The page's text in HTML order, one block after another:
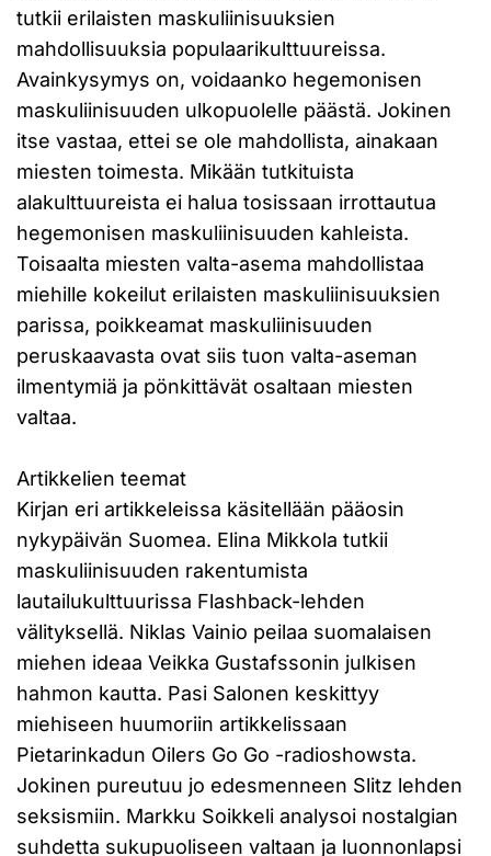
tutkii erilaisten maskuliinisuuksien
mahdollisuuksia populaarikulttuureissa.
Avainkysymys on, voidaanko hegemonisen
maskuliinisuuden ulkopuolelle päästä. Jokinen
itse vastaa, ettei se ole mahdollista, ainakaan
miesten toimesta. Mikään tutkituista
alakulttuureista ei halua tosissaan irrottautua
hegemonisen maskuliinisuuden kahleista.
Toisaalta miesten valta-asema mahdollistaa
miehille kokeilut erilaisten maskuliinisuuksien
parissa, poikkeamat maskuliinisuuden
peruskaavasta ovat siis tuon valta-aseman
ilmentymiä ja pönkittävät osaltaan miesten
valtaa.
Artikkelien teemat
Kirjan eri artikkeleissa käsitellään pääosin
nykypäivän Suomea. Elina Mikkola tutkii
maskuliinisuuden rakentumista
lautailukulttuurissa Flashback-lehden
välityksellä. Niklas Vainio peilaa suomalaisen
miehen ideaa Veikka Gustafssonin julkisen
hahmon kautta. Pasi Salonen keskittyy
miehiseen huumoriin artikkelissaan
Pietarinkadun Oilers Go Go -radioshowsta.
Jokinen pureutuu jo edesmenneen Slitz lehden
seksismiin. Markku Soikkeli analysoi nostalgian
suhdetta sukupuoliseen valtaan ja luonnonlapsi